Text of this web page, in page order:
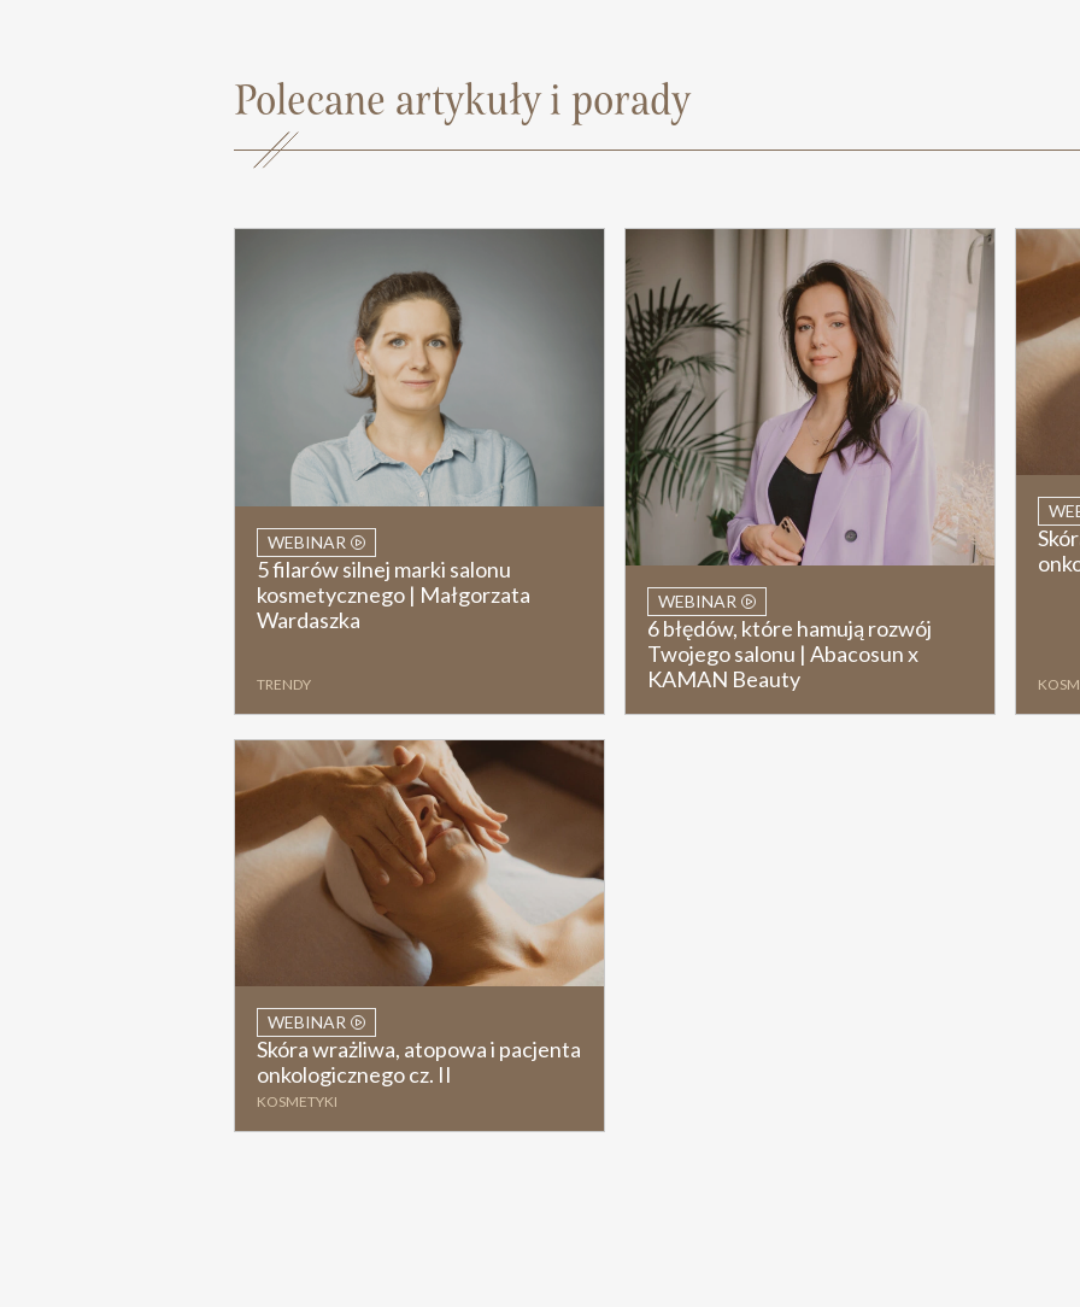
Polecane artykuły i porady
WEBINAR
5 filarów silnej marki salonu
kosmetycznego | Małgorzata
Wardaszka
TRENDY
WEBINAR
6 błędów, które hamują rozwój
Twojego salonu | Abacosun x
KAMAN Beauty
WEBINAR
Skóra wrażliwa, atopowa i pacjenta
onkologicznego cz. II
KOSMETYKI